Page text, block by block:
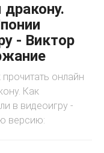
дракону.
- Виктор
онлайн
Как
в видеоигру -
версию: